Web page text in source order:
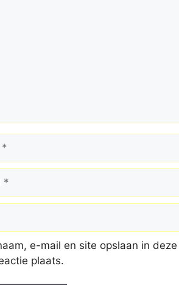
e-mail en site opslaan in
plaats.